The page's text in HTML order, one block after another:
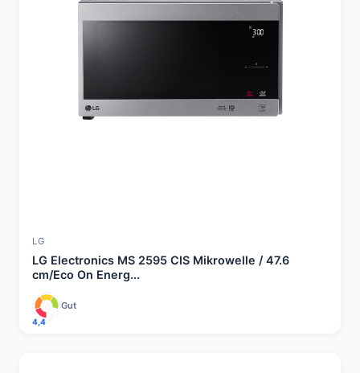
LG
LG Electronics MS 2595 CIS Mikrowelle / 47.6
cm/Eco On Energ...
4,4
Gut